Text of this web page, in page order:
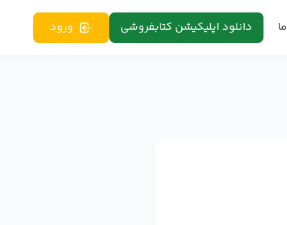
دانلود اپلیکیشن کتابفروشی ورود